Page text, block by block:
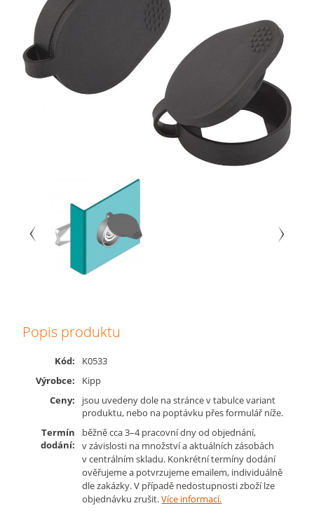
Popis produktu
Kód:
K0533
Výrobce:
Kipp
Ceny:
jsou uvedeny dole na stránce v tabulce variant
produktu, nebo na poptávku přes formulář níže.
Termín
dodání:
běžně cca 3–4 pracovní dny od objednání,
v závislosti na množství a aktuálních zásobách
v centrálním skladu. Konkrétní termíny dodání
ověřujeme a potvrzujeme emailem, individuálně
dle zakázky. V případě nedostupnosti zboží lze
objednávku zrušit.Více informací.